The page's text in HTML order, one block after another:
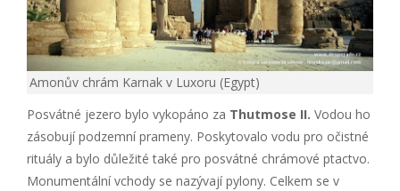
Amonův chrám Karnak v Luxoru (Egypt)
Posvátné jezero bylo vykopáno za Thutmose II. Vodou ho
zásobují podzemní prameny. Poskytovalo vodu pro očistné
rituály a bylo důležité také pro posvátné chrámové ptactvo.
Monumentální vchody se nazývají pylony. Celkem se v